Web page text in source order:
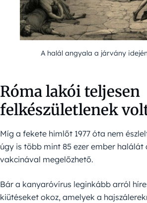
A halál angyala a járvány
Róma lakói teljesen
felkészületlenek
Míg a fekete himlőt 1977 óta nem
úgy is több mint 85 ezer ember halálát
vakcinával megelőzhető.
Bár a kanyaróvírus leginkább arról
kiütéseket okoz, amelyek a